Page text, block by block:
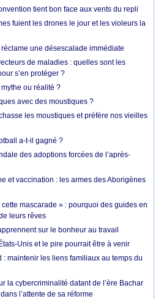
tient bon face aux vents du repli
fuient les drones le jour et les violeurs la
une désescalade immédiate
de maladies : quelles sont les
s’en protéger ?
ou réalité ?
avec des moustiques ?
les moustiques et préfère nos vieilles
a-t-il gagné ?
des adoptions forcées de l’après-
et vaccination : les armes des Aborigènes
mascarade » : pourquoi des guides en
leurs rêves
sur le bonheur au travail
Unis et le pire pourrait être à venir
: maintenir les liens familiaux au temps du
la cybercriminalité datant de l’ère Bachar
l’attente de sa réforme